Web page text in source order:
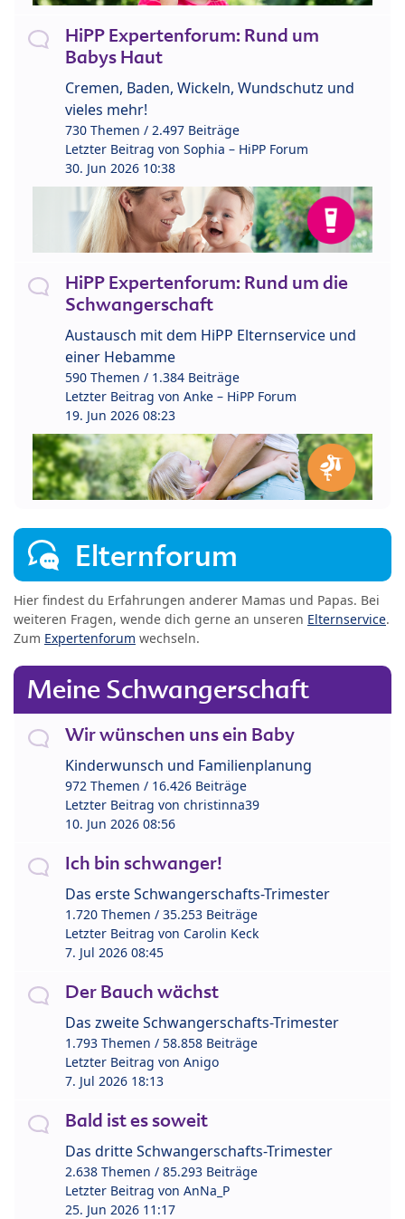
HiPP Expertenforum: Rund um
Babys Haut
Cremen, Baden, Wickeln, Wundschutz und
vieles mehr!
730 Themen / 2.497 Beiträge
Letzter Beitrag von Sophia – HiPP Forum
30. Jun 2026 10:38
HiPP Expertenforum: Rund um die
Schwangerschaft
Austausch mit dem HiPP Elternservice und
einer Hebamme
590 Themen / 1.384 Beiträge
Letzter Beitrag von Anke – HiPP Forum
19. Jun 2026 08:23
Elternforum
Hier findest du Erfahrungen anderer Mamas und Papas. Bei
weiteren Fragen, wende dich gerne an unseren Elternservice.
Zum Expertenforum wechseln.
Meine Schwangerschaft
Wir wünschen uns ein Baby
Kinderwunsch und Familienplanung
972 Themen / 16.426 Beiträge
Letzter Beitrag von christinna39
10. Jun 2026 08:56
Ich bin schwanger!
Das erste Schwangerschafts-Trimester
1.720 Themen / 35.253 Beiträge
Letzter Beitrag von Carolin Keck
7. Jul 2026 08:45
Der Bauch wächst
Das zweite Schwangerschafts-Trimester
1.793 Themen / 58.858 Beiträge
Letzter Beitrag von Anigo
7. Jul 2026 18:13
Bald ist es soweit
Das dritte Schwangerschafts-Trimester
2.638 Themen / 85.293 Beiträge
Letzter Beitrag von AnNa_P
25. Jun 2026 11:17